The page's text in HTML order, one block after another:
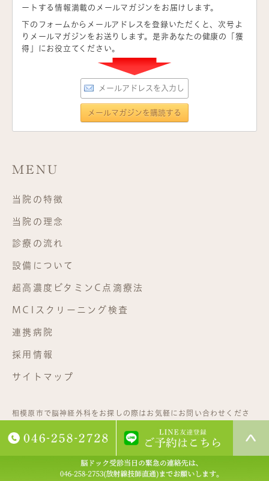
ートする情報満載のメールマガジンをお届けします。
下のフォームからメールアドレスを登録いただくと、次号よ
りメールマガジンをお送りします。是非あなたの健康の「獲
得」にお役立てください。
MENU
当院の特徴
当院の理念
診療の流れ
設備について
超高濃度ビタミンC点滴療法
MCIスクリーニング検査
連携病院
採用情報
サイトマップ
相模原市で脳神経外科をお探しの際はお気軽にお問い合わせくださ